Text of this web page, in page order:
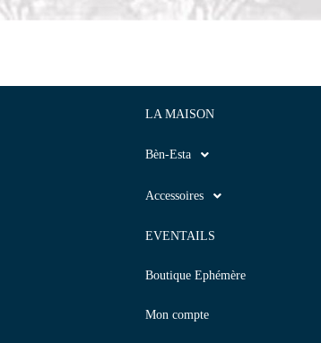
LA MAISON
Bèn-Esta
Accessoires
EVENTAILS
Boutique Ephémère
Mon compte